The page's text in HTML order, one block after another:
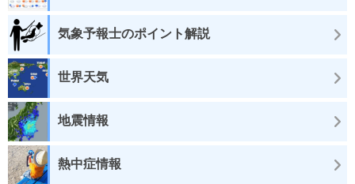
気象予報士のポイント解説
世界天気
地震情報
熱中症情報